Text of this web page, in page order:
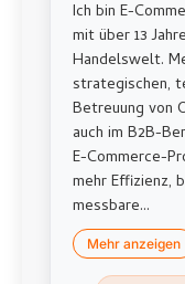
Ich bin E-
mit über 13
Handelswelt.
strategischen,
Betreuung von
auch im B2B-
E-Commerce-
mehr Effizienz,
messbare...
Mehr anzeigen